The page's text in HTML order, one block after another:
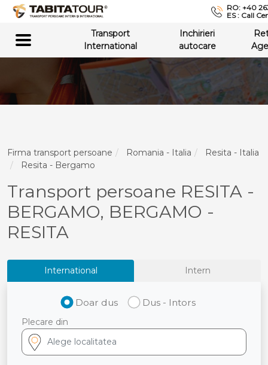
RO: +40
ES : Call
Transport
International
Inchirieri
autocare
Firma transport persoane Romania - Italia
Resita - Italia
Resita - Bergamo
Transport persoane RESITA -
BERGAMO, BERGAMO -
RESITA
International Intern
Doar dus Dus - Intors
Plecare din